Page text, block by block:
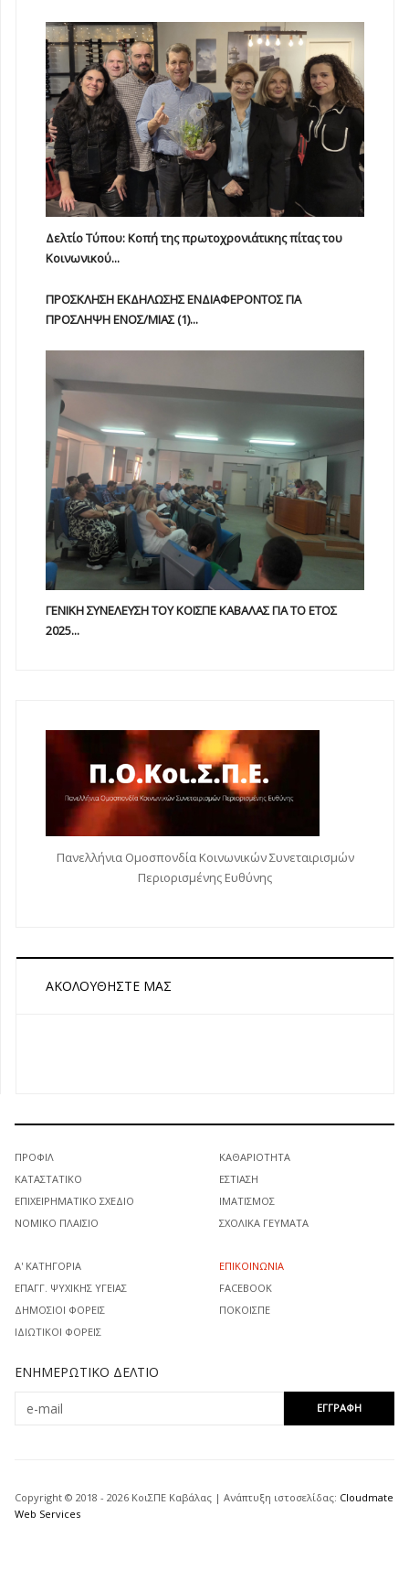
Δελτίο Τύπου: Κοπή της πρωτοχρονιάτικης πίτας του
Κοινωνικού...
ΠΡΟΣΚΛΗΣΗ ΕΚΔΗΛΩΣΗΣ ΕΝΔΙΑΦΕΡΟΝΤΟΣ ΓΙΑ
ΠΡΟΣΛΗΨΗ ΕΝOΣ/ΜΙΑΣ (1)...
ΓΕΝΙΚΗ ΣΥΝΕΛΕΥΣΗ ΤΟΥ ΚΟΙΣΠΕ ΚΑΒΑΛΑΣ ΓΙΑ ΤΟ ΕΤΟΣ
2025...
Πανελλήνια Ομοσπονδία Κοινωνικών Συνεταιρισμών
Περιορισμένης Ευθύνης
ΑΚΟΛΟΥΘΉΣΤΕ ΜΑΣ
ΠΡΟΦΊΛ
ΚΑΤΑΣΤΑΤΙΚΌ
ΕΠΙΧΕΙΡΗΜΑΤΙΚΌ ΣΧΈΔΙΟ
ΝΟΜΙΚΌ ΠΛΑΊΣΙΟ
ΚΑΘΑΡΙΌΤΗΤΑ
ΕΣΤΊΑΣΗ
ΙΜΑΤΙΣΜΌΣ
ΣΧΟΛΙΚΆ ΓΕΎΜΑΤΑ
Α' ΚΑΤΗΓΟΡΊΑ
ΕΠΑΓΓ. ΨΥΧΙΚΉΣ ΥΓΕΊΑΣ
ΔΗΜΌΣΙΟΙ ΦΟΡΕΊΣ
ΙΔΙΩΤΙΚΟΊ ΦΟΡΕΊΣ
ΕΠΙΚΟΙΝΩΝΊΑ
FACEBOOK
ΠΟΚΟΙΣΠΕ
ΕΝΗΜΕΡΩΤΙΚΌ ΔΕΛΤΊΟ
Copyright © 2018 - 2026 ΚοιΣΠΕ Καβάλας | Ανάπτυξη ιστοσελίδας: Cloudmate
Web Services